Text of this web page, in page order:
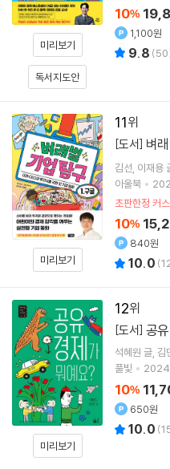
미리보기
독서지도안
10%
1,100원
9.8 (50
11
미리보기
[도서] 벼
김선 이재용
아울북
초판한정 커
10%
840원
10.0 (
12
미리보기
[도서] 공
석혜원 글 김
풀빛
10%
650원
10.0 (